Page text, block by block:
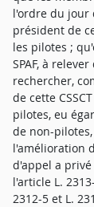
l'ordre du jour
président de
les pilotes ;
SPAF, à
rechercher,
de cette
pilotes, eu
de non-
l'amélioration
d'appel a
l'article L.
2312-5 et L.